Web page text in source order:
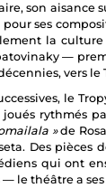
son
ses
la
—
vers
le
joués rythmés
»de
Des pièces
qui ont
le théâtre a